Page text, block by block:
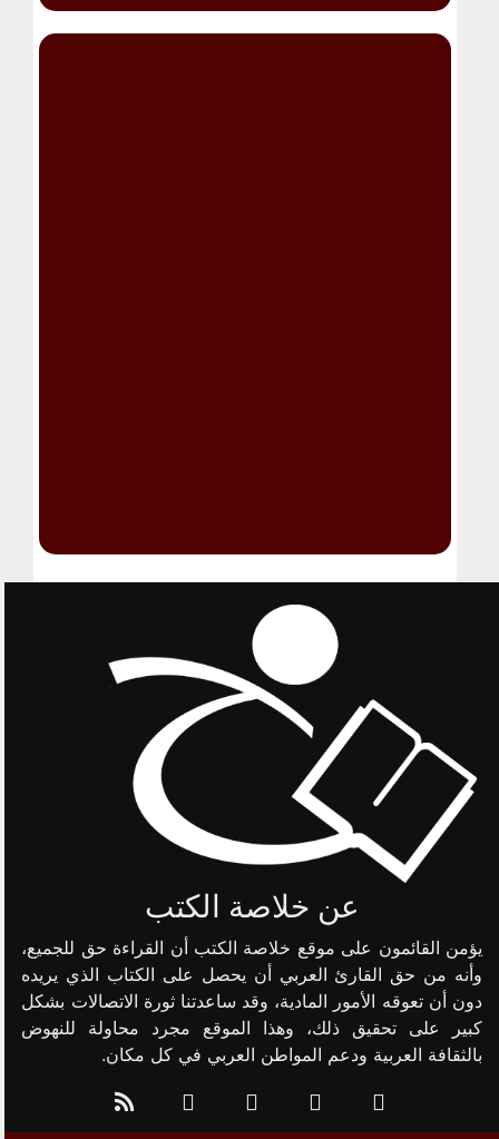
عن خلاصة الكتب
يؤمن القائمون على موقع خلاصة الكتب أن القراءة حق للجميع،
وأنه من حق القارئ العربي أن يحصل على الكتاب الذي يريده
دون أن تعوقه الأمور المادية، وقد ساعدتنا ثورة الاتصالات بشكل
كبير على تحقيق ذلك، وهذا الموقع مجرد محاولة للنهوض
بالثقافة العربية ودعم المواطن العربي في كل مكان.